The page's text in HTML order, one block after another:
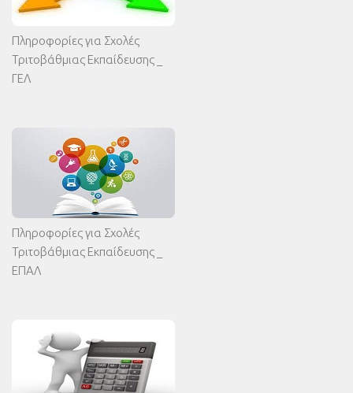
Πληροφορίες για Σχολές
Τριτοβάθμιας Εκπαίδευσης _
ΓΕΛ
Πληροφορίες για Σχολές
Τριτοβάθμιας Εκπαίδευσης _
ΕΠΑΛ